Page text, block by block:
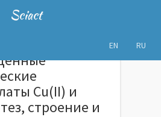
Sciact
EN RU
Cu(II) и
строение и